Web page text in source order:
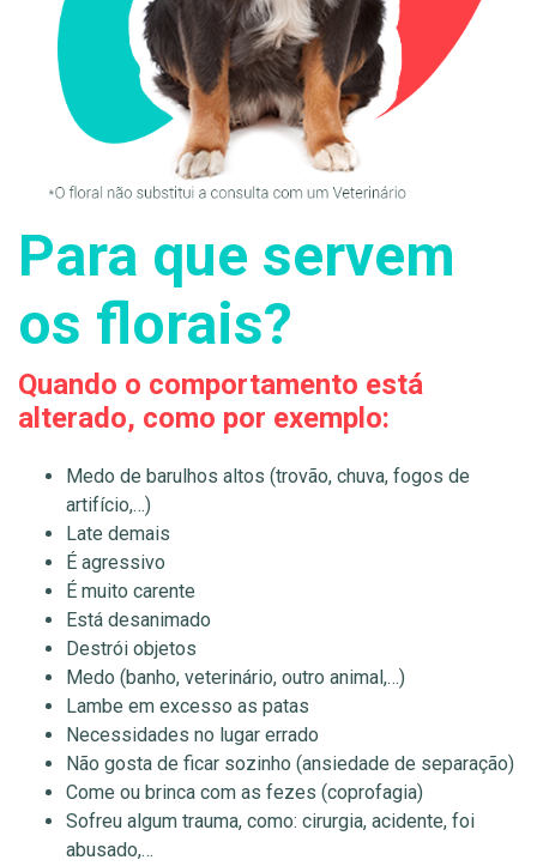
Para que servem
os florais?
Quando o comportamento está
alterado, como por exemplo:
Medo de barulhos altos (trovão, chuva, fogos de
artifício,…)
Late demais
É agressivo
É muito carente
Está desanimado
Destrói objetos
Medo (banho, veterinário, outro animal,…)
Lambe em excesso as patas
Necessidades no lugar errado
Não gosta de ficar sozinho (ansiedade de separação)
Come ou brinca com as fezes (coprofagia)
Sofreu algum trauma, como: cirurgia, acidente, foi
abusado,…